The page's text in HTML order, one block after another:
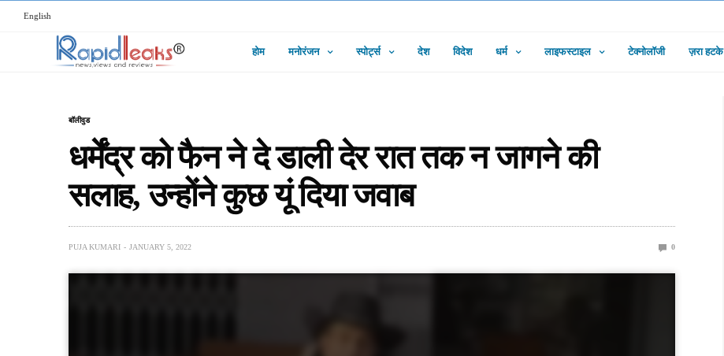
English
होम मनोरंजन स्पोर्ट्स देश विदेश धर्म लाइफस्टाइल टेक्नोलॉजी ज़रा हटके
बॉलीवुड
धर्मेंद्र को फैन ने दे डाली देर रात तक न जागने की
सलाह, उन्होंने कुछ यूं दिया जवाब
PUJA KUMARI JANUARY 5, 2022 0